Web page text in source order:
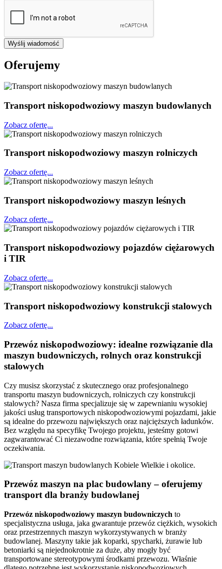
Wyślij wiadomość
Oferujemy
Transport niskopodwoziowy maszyn budowlanych
Zobacz ofertę...
Transport niskopodwoziowy maszyn rolniczych
Zobacz ofertę...
Transport niskopodwoziowy maszyn leśnych
Zobacz ofertę...
Transport niskopodwoziowy pojazdów ciężarowych
i TIR
Zobacz ofertę...
Transport niskopodwoziowy konstrukcji stalowych
Zobacz ofertę...
Przewóz niskopodwoziowy: idealne rozwiązanie dla
maszyn budowniczych, rolnych oraz konstrukcji
stalowych
Czy musisz skorzystać z skutecznego oraz profesjonalnego
transportu maszyn budowniczych, rolniczych czy konstrukcji
stalowych? Nasza firma specjalizuje się w zapewnianiu wysokiej
jakości usług transportowych niskopodwoziowymi pojazdami, jakie
są idealne do przewozu największych oraz najcięższych ładunków.
Bez względu na specyfikę Twojego projektu, jesteśmy gotowi
zagwarantować Ci niezawodne rozwiązania, które spełnią Twoje
oczekiwania.
Przewóz maszyn na plac budowlany – oferujemy
transport dla branży budowlanej
Przewóz niskopodwoziowy maszyn budowniczych to
specjalistyczna usługa, jaka gwarantuje przewóz ciężkich, wysokich
oraz przestrzennych maszyn wykorzystywanych w branży
budowlanej. Maszyny takie jak koparki, spycharki, żurawie lub
betoniarki są niejednokrotnie za duże, aby mogły być
transportowane stereotypowymi środkami przewozu. Właśnie